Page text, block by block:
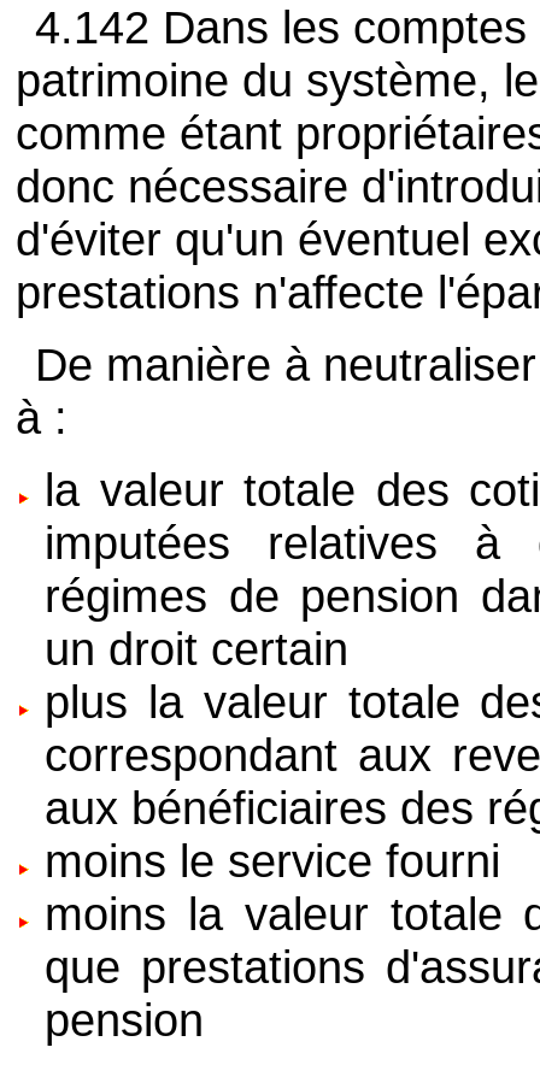
4.142 Dans les
patrimoine du système,
comme étant
donc nécessaire
d'éviter qu'un éventuel
prestations n'affecte
De manière à
à :
la valeur totale des
imputées relatives à
régimes de pension
un droit certain
plus la valeur totale
correspondant aux
aux bénéficiaires des
moins le service fourni
moins la valeur totale
que prestations
pension